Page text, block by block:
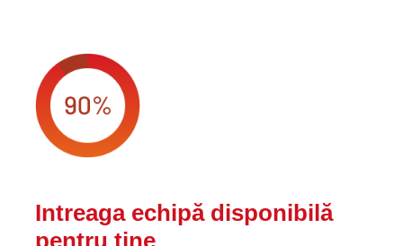
Intreaga echipă disponibilă